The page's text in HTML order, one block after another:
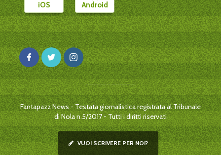
iOS Android
Fantapazz News - Testata giornalistica registrata al Tribunale
di Nola n.5/2017 - Tutti i diritti riservati
VUOI SCRIVERE PER NOI?